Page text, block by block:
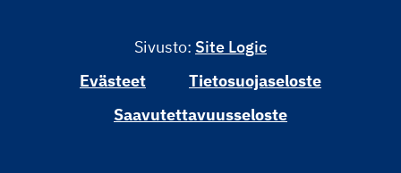
Sivusto: Site Logic
Evästeet
Tietosuojaseloste
Saavutettavuusseloste